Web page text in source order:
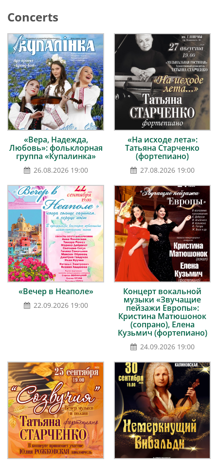
Concerts
«Вера, Надежда,
Любовь»: фольклорная
группа «Купалинка»
26.08.2026 19:00
«На исходе лета»:
Татьяна Старченко
(фортепиано)
27.08.2026 19:00
«Вечер в Неаполе»
22.09.2026 19:00
Концерт вокальной
музыки «Звучащие
пейзажи Европы»:
Кристина Матюшонок
(сопрано), Елена
Кузьмич (фортепиано)
24.09.2026 19:00